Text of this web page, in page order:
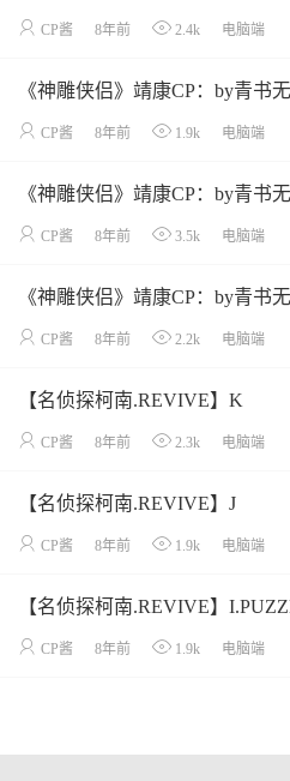
CP酱 8年前 2.4k 电脑端
《神雕侠侣》靖康CP：by青书
CP酱 8年前 1.9k 电脑端
《神雕侠侣》靖康CP：by青书
CP酱 8年前 3.5k 电脑端
《神雕侠侣》靖康CP：by青书
CP酱 8年前 2.2k 电脑端
【名侦探柯南.REVIVE】K
CP酱 8年前 2.3k 电脑端
【名侦探柯南.REVIVE】J
CP酱 8年前 1.9k 电脑端
【名侦探柯南.REVIVE】
CP酱 8年前 1.9k 电脑端